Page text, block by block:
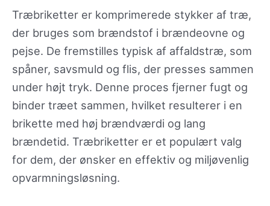
Træbriketter er komprimerede stykker af træ,
der bruges som brændstof i brændeovne og
pejse. De fremstilles typisk af affaldstræ, som
spåner, savsmuld og flis, der presses sammen
under højt tryk. Denne proces fjerner fugt og
binder træet sammen, hvilket resulterer i en
brikette med høj brændværdi og lang
brændetid. Træbriketter er et populært valg
for dem, der ønsker en effektiv og miljøvenlig
opvarmningsløsning.